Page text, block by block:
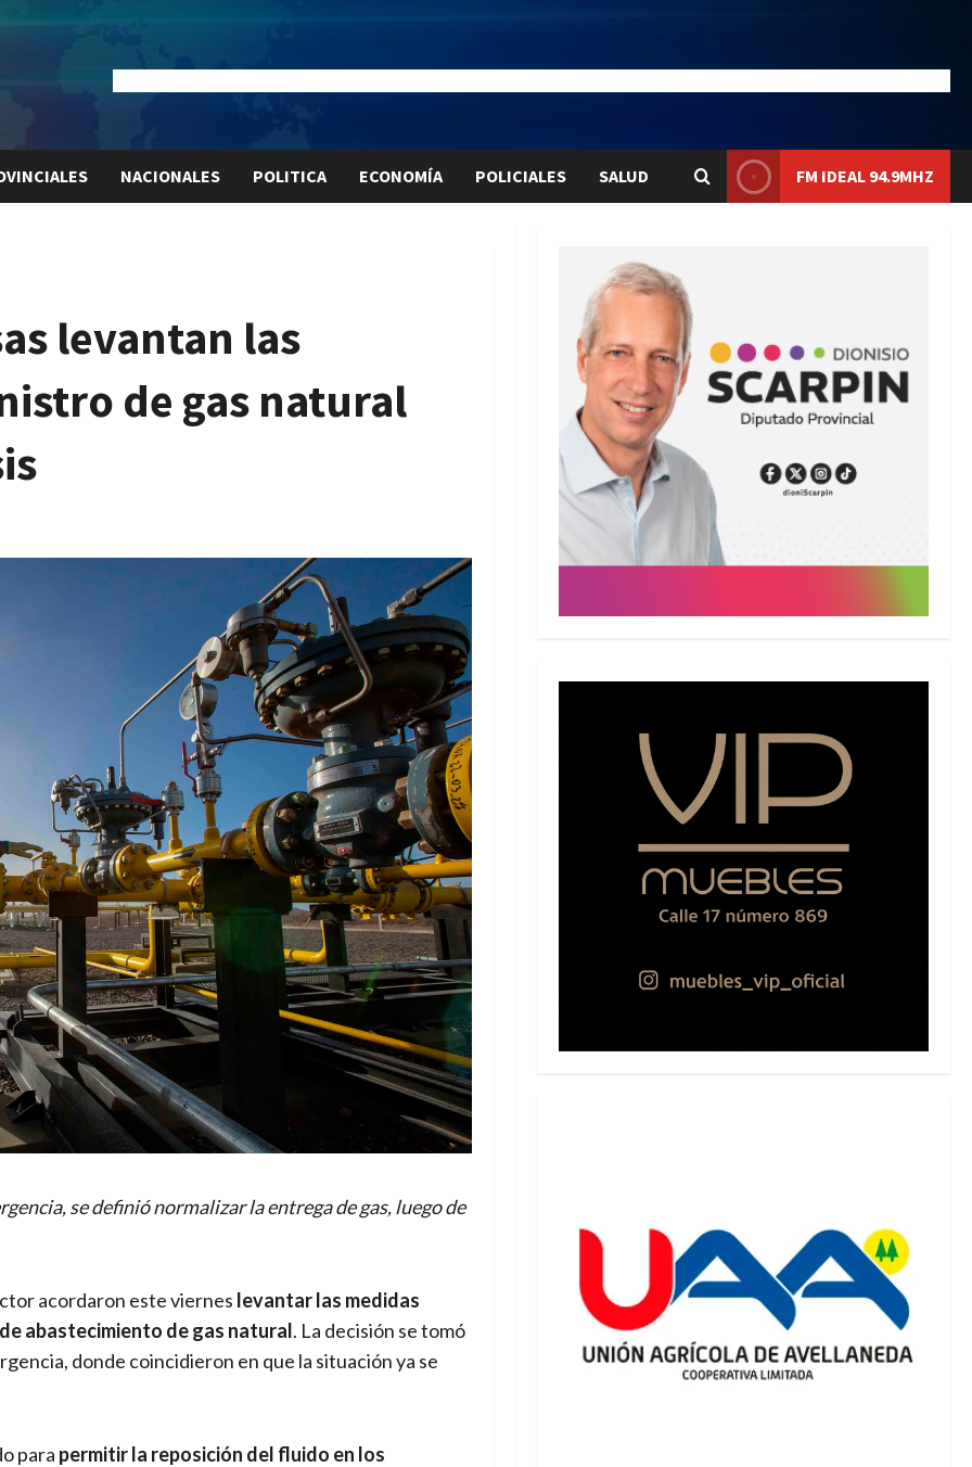
NACIONALES POLITICA ECONOMÍA POLICIALES SALUD FM IDEAL 94.9MHZ
levantan las
de gas natural
se definió normalizar la entrega de gas, luego de
acordaron este viernes levantar las medidas
abastecimiento de gas natural. La decisión se tomó
donde coincidieron en que la situación ya se
para permitir la reposición del fluido en los